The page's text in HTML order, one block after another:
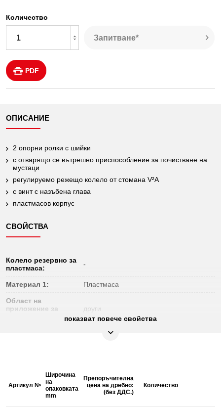
Количество
Запитване*
PDF
ОПИСАНИЕ
2 опорни ролки с шийки
с отварящо се вътрешно приспособление за почистване на
мустаци
регулируемо режещо колело от стомана V²A
с винт с назъбена глава
пластмасов корпус
СВОЙСТВА
Колело резервно за
пластмаса:
-
Материал 1: Пластмаса
Област на
приложение за
други
с отварящо се вътрешно
Съдържание на
опаковката:
показват повече свойства
Артикул № Описание
Диаметър
на
тръбата D
Височина
опаковката
Широчина
на
опаковката
mm
Препоръчителна
цена на дребно:
(без ДДС.)
Количество